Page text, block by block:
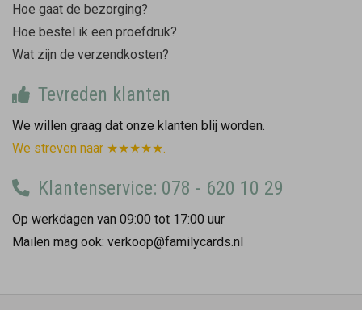
Hoe gaat de bezorging?
Hoe bestel ik een proefdruk?
Wat zijn de verzendkosten?
Tevreden klanten
We willen graag dat onze klanten blij worden.
We streven naar ★★★★★.
Klantenservice: 078 - 620 10 29
Op werkdagen van 09:00 tot 17:00 uur
Mailen mag ook: verkoop@familycards.nl